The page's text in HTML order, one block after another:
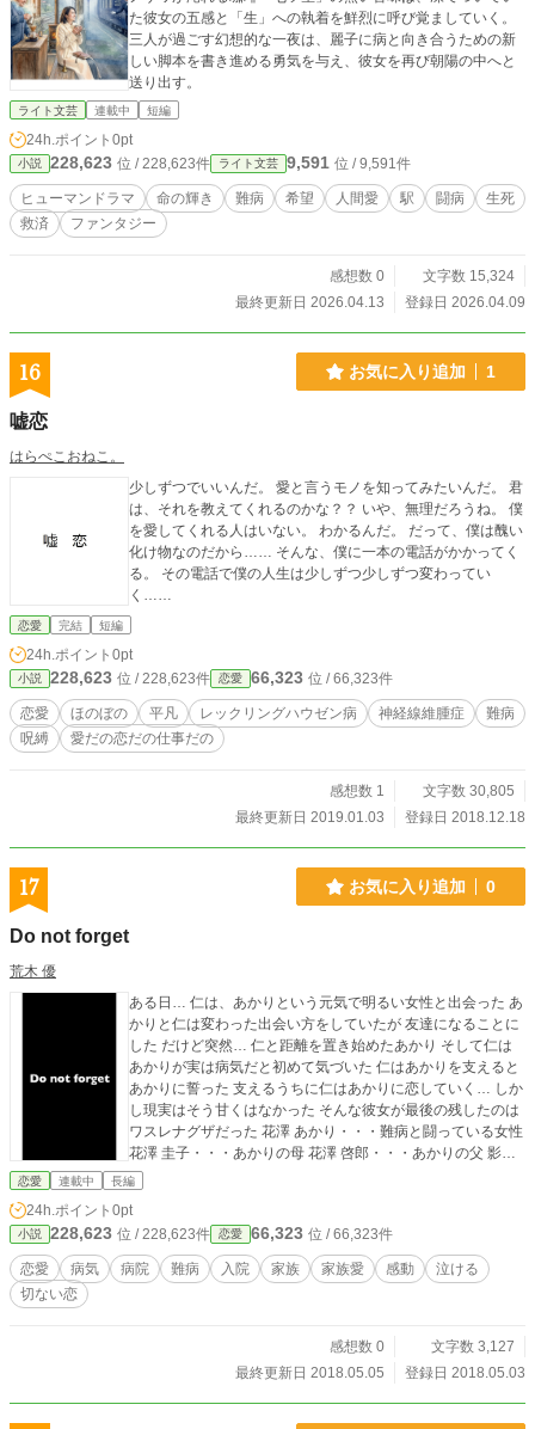
た彼女の五感と「生」への執着を鮮烈に呼び覚ましていく。
三人が過ごす幻想的な一夜は、麗子に病と向き合うための新
しい脚本を書き進める勇気を与え、彼女を再び朝陽の中へと
送り出す。
ライト文芸 連載中 短編
24h.ポイント 0pt
小説 228,623 位 / 228,623件 ライト文芸 9,591 位 / 9,591件
ヒューマンドラマ 命の輝き 難病 希望 人間愛 駅 闘病
生死
救済
ファンタジー
感想数 0
文字数 15,324
最終更新日 2026.04.13
登録日 2026.04.09
16 お気に入り追加 1
嘘恋
はらぺこおねこ。
少しずつでいいんだ。 愛と言うモノを知ってみたいんだ。 君
は、それを教えてくれるのかな？？ いや、無理だろうね。 僕
を愛してくれる人はいない。 わかるんだ。 だって、僕は醜い
化け物なのだから…… そんな、僕に一本の電話がかかってく
る。 その電話で僕の人生は少しずつ少しずつ変わってい
く……
恋愛 完結 短編
24h.ポイント 0pt
小説 228,623 位 / 228,623件 恋愛 66,323 位 / 66,323件
恋愛 ほのぼの 平凡 レックリングハウゼン病 神経線維腫症
難病
呪縛
愛だの恋だの仕事だの
感想数 1
文字数 30,805
最終更新日 2019.01.03
登録日 2018.12.18
17 お気に入り追加 0
Do not forget
荒木 優
ある日… 仁は、あかりという元気で明るい女性と出会った あ
かりと仁は変わった出会い方をしていたが 友達になることに
した だけど突然… 仁と距離を置き始めたあかり そして仁は
あかりが実は病気だと初めて気づいた 仁はあかりを支えると
あかりに誓った 支えるうちに仁はあかりに恋していく… しか
し現実はそう甘くはなかった そんな彼女が最後の残したのは
ワスレナグザだった 花澤 あかり・・・難病と闘っている女性
花澤 圭子・・・あかりの母 花澤 啓郎・・・あかりの父 影山
仁・・・あかりを支えてる友達
恋愛 連載中 長編
24h.ポイント 0pt
小説 228,623 位 / 228,623件 恋愛 66,323 位 / 66,323件
恋愛 病気 病院 難病 入院 家族 家族愛 感動
泣ける
切ない恋
感想数 0
文字数 3,127
最終更新日 2018.05.05
登録日 2018.05.03